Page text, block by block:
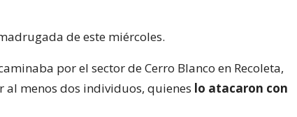
de este miércoles.
por el sector de Cerro Blanco en Recoleta,
menos dos individuos, quienes lo atacaron con